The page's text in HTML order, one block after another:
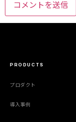
PRODUCTS
プロダクト
導入事例